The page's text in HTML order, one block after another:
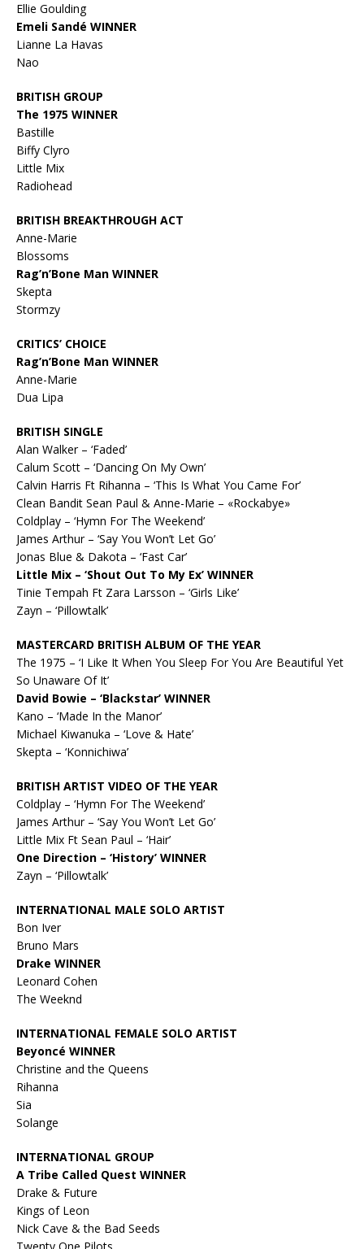
Ellie Goulding
Emeli Sandé WINNER
Lianne La Havas
Nao
BRITISH GROUP
The 1975 WINNER
Bastille
Biffy Clyro
Little Mix
Radiohead
BRITISH BREAKTHROUGH ACT
Anne-Marie
Blossoms
Rag’n’Bone Man WINNER
Skepta
Stormzy
CRITICS’ CHOICE
Rag’n’Bone Man WINNER
Anne-Marie
Dua Lipa
BRITISH SINGLE
Alan Walker – ‘Faded’
Calum Scott – ‘Dancing On My Own’
Calvin Harris Ft Rihanna – ‘This Is What You Came For’
Clean Bandit Sean Paul & Anne-Marie – «Rockabye»
Coldplay – ‘Hymn For The Weekend’
James Arthur – ‘Say You Won’t Let Go’
Jonas Blue & Dakota – ‘Fast Car’
Little Mix – ‘Shout Out To My Ex’ WINNER
Tinie Tempah Ft Zara Larsson – ‘Girls Like’
Zayn – ‘Pillowtalk’
MASTERCARD BRITISH ALBUM OF THE YEAR
The 1975 – ‘I Like It When You Sleep For You Are Beautiful Yet
So Unaware Of It’
David Bowie – ‘Blackstar’ WINNER
Kano – ‘Made In the Manor’
Michael Kiwanuka – ‘Love & Hate’
Skepta – ‘Konnichiwa’
BRITISH ARTIST VIDEO OF THE YEAR
Coldplay – ‘Hymn For The Weekend’
James Arthur – ‘Say You Won’t Let Go’
Little Mix Ft Sean Paul – ‘Hair’
One Direction – ‘History’ WINNER
Zayn – ‘Pillowtalk’
INTERNATIONAL MALE SOLO ARTIST
Bon Iver
Bruno Mars
Drake WINNER
Leonard Cohen
The Weeknd
INTERNATIONAL FEMALE SOLO ARTIST
Beyoncé WINNER
Christine and the Queens
Rihanna
Sia
Solange
INTERNATIONAL GROUP
A Tribe Called Quest WINNER
Drake & Future
Kings of Leon
Nick Cave & the Bad Seeds